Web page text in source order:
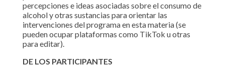
percepciones e ideas asociadas sobre el consumo de
alcohol y otras sustancias para orientar las
intervenciones del programa en esta materia (se
pueden ocupar plataformas como TikTok u otras
para editar).
DE LOS PARTICIPANTES